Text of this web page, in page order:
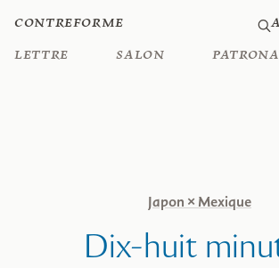
Contreforme
Lettre
Salon
Japon × Mexique
Dix-huit